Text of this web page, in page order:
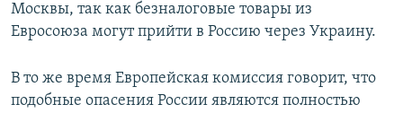
Москвы, так как безналоговые товары из
Евросоюза могут прийти в Россию через Украину.
В то же время Европейская комиссия говорит, что
подобные опасения России являются полностью